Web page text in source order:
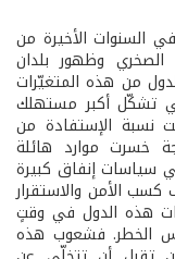
السنوات الأخيرة من
الصخري وظهور بلدان
من هذه المتغيّرات
تشكّل أكبر مستهلك
نسبة الإستفادة من
خسرت موارد هائلة
سياسات إنفاق كبيرة
الأمن والاستقرار
هذه الدول في وقتٍ
الخطر. فشعوب هذه